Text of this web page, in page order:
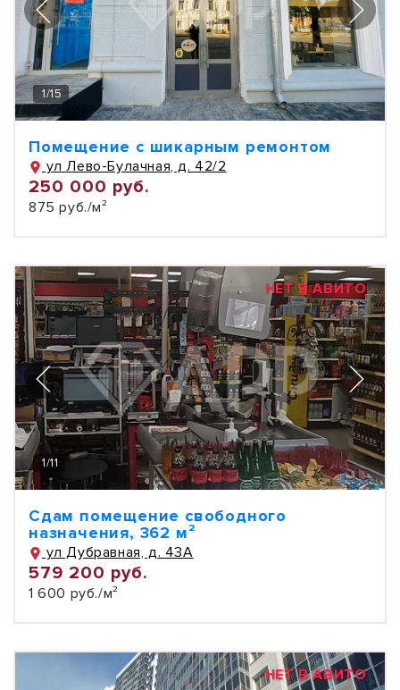
1/15
Помещение с шикарным ремонтом
ул Лево-Булачная, д. 42/2
250 000 руб.
875 руб./м²
НЕТ В АВИТО
1/11
Сдам помещение свободного
назначения, 362 м²
ул Дубравная, д. 43А
579 200 руб.
1 600 руб./м²
НЕТ В АВИТО